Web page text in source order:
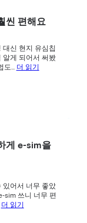
씬 편해요
대신 현지 유심칩
알게 되어서 써봤
도... 더 읽기
게 e-sim을
있어서 너무 좋았
sim 쓰니 너무 편
더 읽기